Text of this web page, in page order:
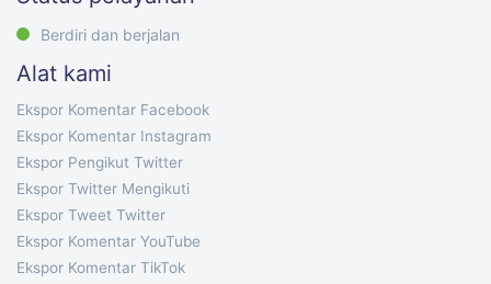
Berdiri dan berjalan
Alat kami
Ekspor Komentar Facebook
Ekspor Komentar Instagram
Ekspor Pengikut Twitter
Ekspor Twitter Mengikuti
Ekspor Tweet Twitter
Ekspor Komentar YouTube
Ekspor Komentar TikTok